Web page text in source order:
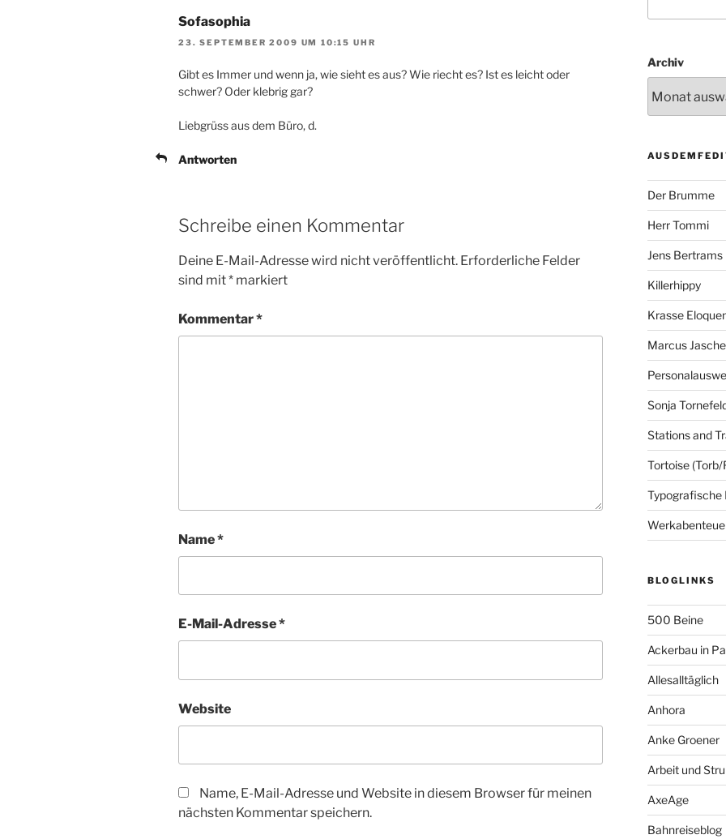
Sofasophia
23. SEPTEMBER 2009 UM 10:15 UHR
Gibt es Immer und wenn ja, wie sieht es aus? Wie riecht es? Ist es leicht oder
schwer? Oder klebrig gar?
Liebgrüss aus dem Büro, d.
Antworten
Schreibe einen Kommentar
Deine E-Mail-Adresse wird nicht veröffentlicht. Erforderliche Felder
sind mit* markiert
Kommentar*
Name*
E-Mail-Adresse*
Website
Name, E-Mail-Adresse und Website in diesem Browser für meinen
nächsten Kommentar speichern.
Archiv
Der Brumme
Herr Tommi
Jens Bertrams
Killerhippy
Krasse
Marcus
Sonja
Stations and
Tortoise (Torb/
Typografische
BLOGLINKS
500 Beine
Ackerbau in
Allesalltäglich
Anhora
Anke Groener
Arbeit und
AxeAge
Bahnreiseblog